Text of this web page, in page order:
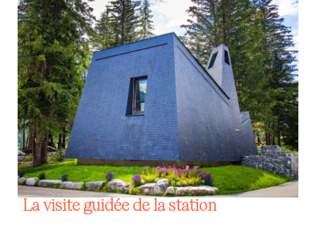
La visite guidée de la station